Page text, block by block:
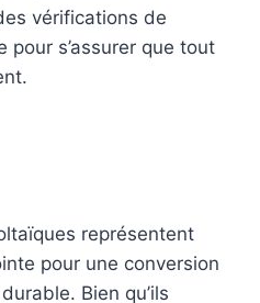
vérifications de
s’assurer que tout
représentent
pour une conversion
Bien qu’ils